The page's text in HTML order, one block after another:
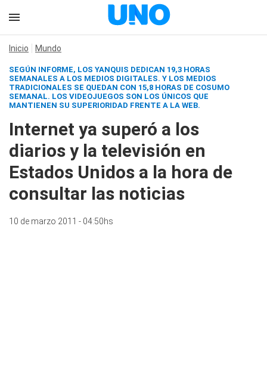
Inicio Mundo
SEGÚN INFORME, LOS YANQUIS DEDICAN 19,3 HORAS
SEMANALES A LOS MEDIOS DIGITALES. Y LOS MEDIOS
TRADICIONALES SE QUEDAN CON 15,8 HORAS DE COSUMO
SEMANAL. LOS VIDEOJUEGOS SON LOS ÚNICOS QUE
MANTIENEN SU SUPERIORIDAD FRENTE A LA WEB.
Internet ya superó a los
diarios y la televisión en
Estados Unidos a la hora de
consultar las noticias
10 de marzo 2011 - 04:50hs